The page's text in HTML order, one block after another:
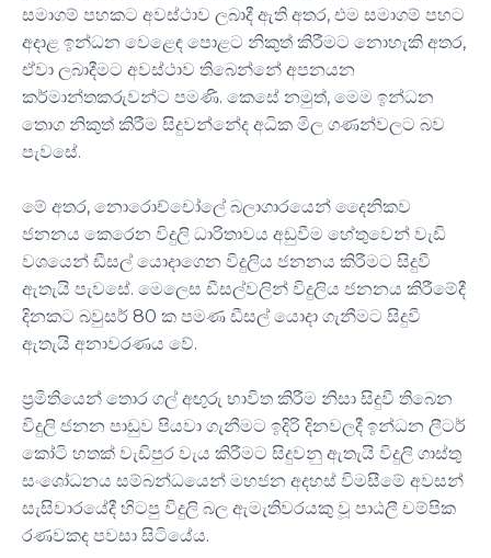
සමාගම් පහකට අවස්ථාව ලබාදී ඇති අතර, එම සමාගම් පහට
අදාළ ඉන්ධන වෙළෙඳ පොළට නිකුත් කිරීමට නොහැකි අතර,
ඒවා ලබාදීමට අවස්ථාව තිබෙන්නේ අපනයන
කර්මාන්තකරුවන්ට පමණි. කෙසේ නමුත්, මෙම ඉන්ධන
තොග නිකුත් කිරීම සිදුවන්නේද අධික මිල ගණන්වලට බව
පැවසේ.
මේ අතර, නොරොච්චෝලේ බලාගාරයෙන් දෛනිකව
ජනනය කෙරෙන විදුලි ධාරිතාවය අඩුවීම හේතුවෙන් වැඩි
වශයෙන් ඩීසල් යොදාගෙන විදුලිය ජනනය කිරීමට සිදුවී
ඇතැයි පැවසේ. මෙලෙස ඩීසල්වලින් විදුලිය ජනනය කිරීමේදී
දිනකට බවුසර් 80 ක පමණ ඩීසල් යොදා ගැනීමට සිදුවී
ඇතැයි අනාවරණය වේ.
ප්‍රමිතියෙන් තොර ගල් අඟුරු භාවිත කිරීම නිසා සිදුවී තිබෙන
විදුලි ජනන පාඩුව පියවා ගැනීමට ඉදිරි දිනවලදී ඉන්ධන ලීටර්
කෝටි හතක් වැඩිපුර වැය කිරීමට සිදුවනු ඇතැයි විදුලි ගාස්තු
සංශෝධනය සම්බන්ධයෙන් මහජන අදහස් විමසීමේ අවසන්
සැසිවාරයේදී හිටපු විදුලි බල ඇමැතිවරයකු වූ පාඨලී චම්පික
රණවකද පවසා සිටියේය.